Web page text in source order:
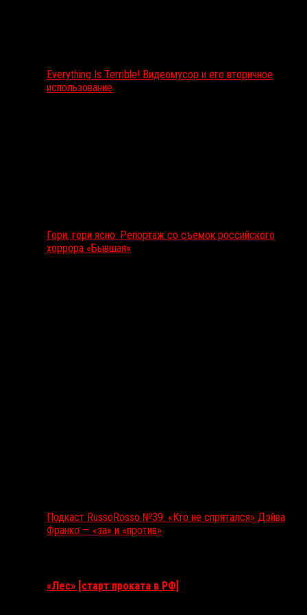
Everything Is Terrible! Видеомусор и его вторичное
использование
Гори, гори ясно: Репортаж со съемок российского
хоррора «Бывшая»
Подкаст RussoRosso №39: «Кто не спрятался» Дэйва
Франко — «за» и «против»
«Лес» [старт проката в РФ]